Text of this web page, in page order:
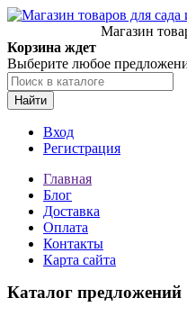
Магазин
Корзина ждет
Выберите любое
Найти
Вход
Регистрация
Главная
Блог
Доставка
Оплата
Контакты
Карта сайта
Каталог предложений